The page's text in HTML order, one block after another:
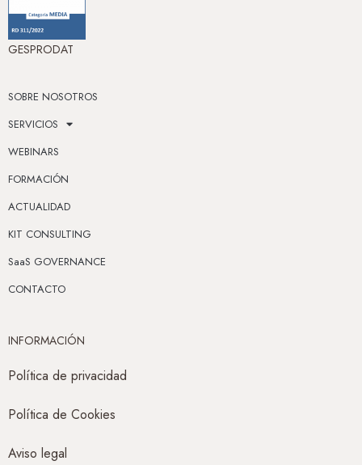
GESPRODAT
SOBRE NOSOTROS
SERVICIOS
WEBINARS
FORMACIÓN
ACTUALIDAD
KIT CONSULTING
SaaS GOVERNANCE
CONTACTO
INFORMACIÓN
Política de privacidad
Política de Cookies
Aviso legal